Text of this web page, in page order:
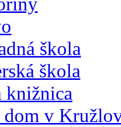
škola
škola
knižnica
v